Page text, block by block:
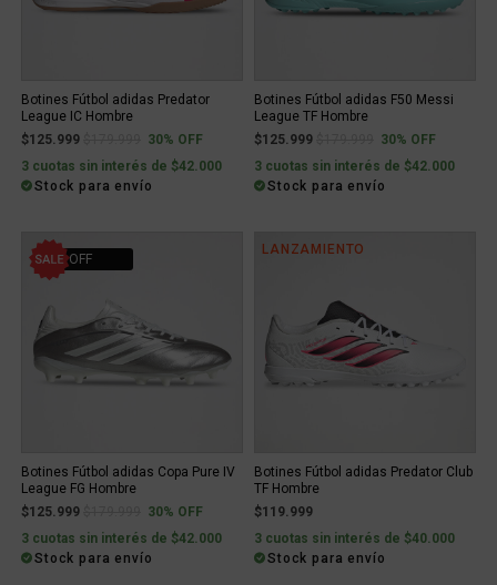
Botines Fútbol adidas Predator
League IC Hombre
$125.999
Price reduced from
to30% OFF
3 cuotas sin interés de $42.000
Stock para envío
Botines Fútbol adidas F50 Messi
League TF Hombre
$125.999
Price reduced from
to30% OFF
3 cuotas sin interés de $42.000
Stock para envío
30% OFF
Botines Fútbol adidas Copa Pure IV
League FG Hombre
$125.999
Price reduced from
to30% OFF
3 cuotas sin interés de $42.000
Stock para envío
LANZAMIENTO
Botines Fútbol adidas Predator Club
TF Hombre
$119.999
3 cuotas sin interés de $40.000
Stock para envío